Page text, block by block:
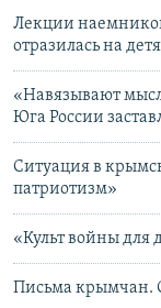
Лекции
отразилась на
«Навязывают
Юга России
Ситуация в
патриотизм»
«Культ войны для
Письма крымчан.